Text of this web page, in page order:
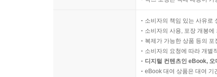
소비자의 책임 있는 사유로
소비자의 사용, 포장 개봉
복제가 가능한 상품 등의
소비자의 요청에 따라 개별
디지털 컨텐츠인 eBook,
eBook 대여 상품은 대여 기